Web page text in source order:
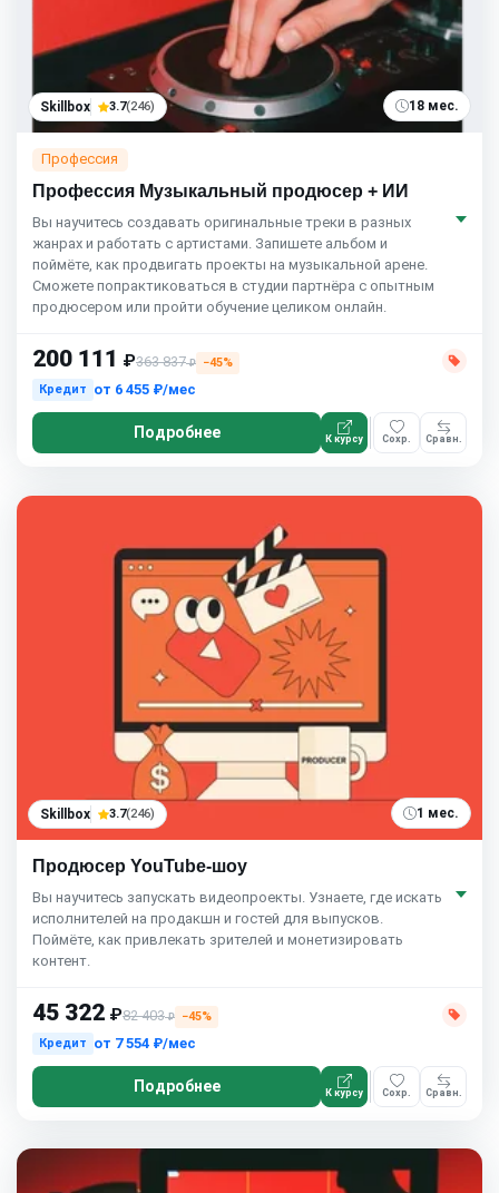
Skillbox 3.7(246) 18 мес.
Профессия
Профессия Музыкальный продюсер + ИИ
Вы научитесь создавать оригинальные треки в разных
жанрах и работать с артистами. Запишете альбом и
поймёте, как продвигать проекты на музыкальной арене.
Сможете попрактиковаться в студии партнёра с опытным
продюсером или пройти обучение целиком онлайн.
200 111 ₽363 837₽
−45%
Кредит
от 6 455 ₽/мес
Подробнее К курсу Сохр. Сравн.
Skillbox 3.7(246) 1 мес.
Продюсер YouTube-шоу
Вы научитесь запускать видеопроекты. Узнаете, где искать
исполнителей на продакшн и гостей для выпусков.
Поймёте, как привлекать зрителей и монетизировать
контент.
45 322 ₽82 403₽
−45%
Кредит
от 7 554 ₽/мес
Подробнее К курсу Сохр. Сравн.